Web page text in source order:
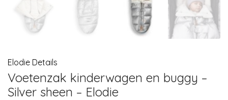
Elodie Details
Voetenzak kinderwagen en buggy –
Silver sheen – Elodie